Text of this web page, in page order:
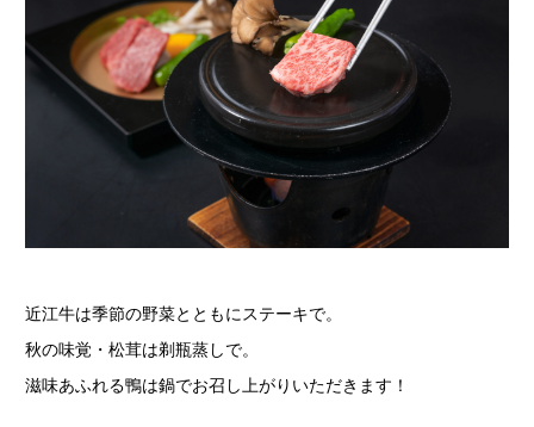
近江牛は季節の野菜とともにステーキで。
秋の味覚・松茸は剃瓶蒸しで。
滋味あふれる鴨は鍋でお召し上がりいただきます！